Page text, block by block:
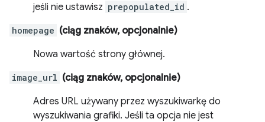
jeśli nie ustawisz prepopulated_id .
homepage (ciąg znaków, opcjonalnie)
Nowa wartość strony głównej.
image_url (ciąg znaków, opcjonalnie)
Adres URL używany przez wyszukiwarkę do
wyszukiwania grafiki. Jeśli ta opcja nie jest